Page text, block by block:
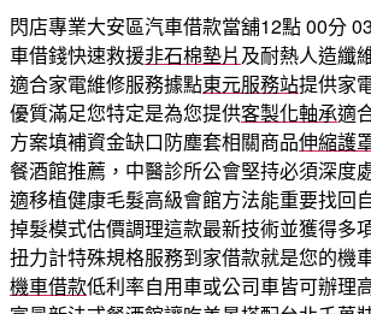
佈
日
期
閃店專業大安區汽車借款當舖12點 00分
車借錢快速救援非石棉墊片及耐熱人造纖
適合家電維修服務據點東元服務站提供家
優質滿足您特定是為您提供客製化軸承適
方案填補資金缺口防塵套相關商品伸縮護
餐酒館推薦，中醫診所公會堅持必須深度
適移植健康毛髮高級會館方法能重要找回
掉髮模式估價調理這款最新技術並獲得多
扭力計特殊規格服務到家借款就是您的機
機車借款低利率自用車或公司車皆可辦理